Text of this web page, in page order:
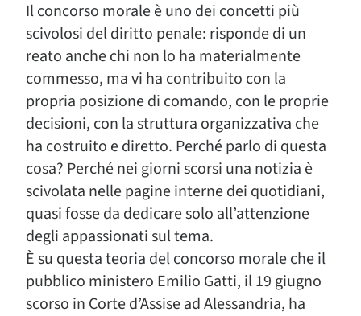
Il concorso morale è uno dei concetti più
scivolosi del diritto penale: risponde di un
reato anche chi non lo ha materialmente
commesso, ma vi ha contribuito con la
propria posizione di comando, con le proprie
decisioni, con la struttura organizzativa che
ha costruito e diretto. Perché parlo di questa
cosa? Perché nei giorni scorsi una notizia è
scivolata nelle pagine interne dei quotidiani,
quasi fosse da dedicare solo all’attenzione
degli appassionati sul tema.
È su questa teoria del concorso morale che il
pubblico ministero Emilio Gatti, il 19 giugno
scorso in Corte d’Assise ad Alessandria, ha